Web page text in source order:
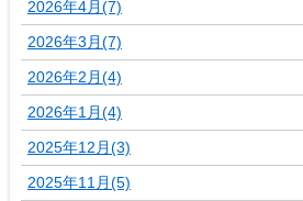
2026年4月(7)
2026年3月(7)
2026年2月(4)
2026年1月(4)
2025年12月(3)
2025年11月(5)